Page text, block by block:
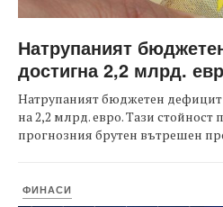
Натрупаният
достигна 2,2 млрд.
Натрупаният бюджетен
на 2,2 млрд. евро. Тази стойност
прогнозния брутен вътрешен
ФИНАСИ